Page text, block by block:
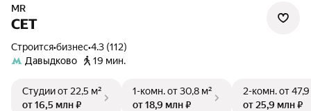
MR
СЕТ
Строится•бизнес•4.3 (112)
Давыдково
19 мин.
Студииот 22,5 м²
от 16,5 млн ₽
1-комн.от 30,8 м²
от 18,9 млн ₽
2-комн.от
от 25,9 млн ₽